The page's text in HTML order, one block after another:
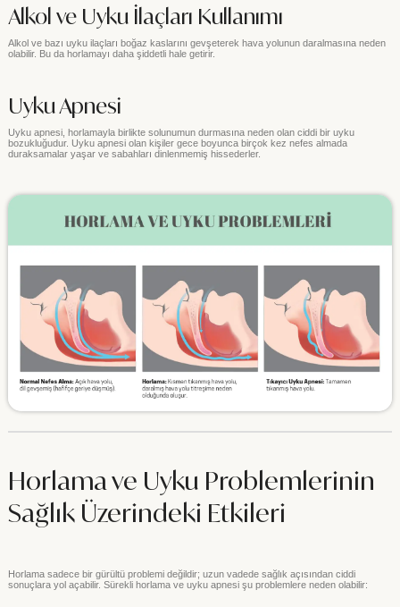
Alkol ve Uyku İlaçları Kullanımı
Alkol ve bazı uyku ilaçları boğaz kaslarını gevşeterek hava yolunun daralmasına neden
olabilir. Bu da horlamayı daha şiddetli hale getirir.
Uyku Apnesi
Uyku apnesi, horlamayla birlikte solunumun durmasına neden olan ciddi bir uyku
bozukluğudur. Uyku apnesi olan kişiler gece boyunca birçok kez nefes almada
duraksamalar yaşar ve sabahları dinlenmemiş hissederler.
Horlama ve Uyku Problemlerinin
Sağlık Üzerindeki Etkileri
Horlama sadece bir gürültü problemi değildir; uzun vadede sağlık açısından ciddi
sonuçlara yol açabilir. Sürekli horlama ve uyku apnesi şu problemlere neden olabilir: